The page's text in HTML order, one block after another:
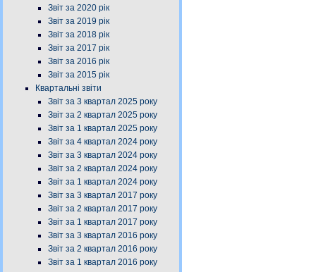
Звіт за 2020 рік
Звіт за 2019 рік
Звіт за 2018 рік
Звіт за 2017 рік
Звіт за 2016 рік
Звіт за 2015 рік
Квартальні звіти
Звіт за 3 квартал 2025 року
Звіт за 2 квартал 2025 року
Звіт за 1 квартал 2025 року
Звіт за 4 квартал 2024 року
Звіт за 3 квартал 2024 року
Звіт за 2 квартал 2024 року
Звіт за 1 квартал 2024 року
Звіт за 3 квартал 2017 року
Звіт за 2 квартал 2017 року
Звіт за 1 квартал 2017 року
Звіт за 3 квартал 2016 року
Звіт за 2 квартал 2016 року
Звіт за 1 квартал 2016 року